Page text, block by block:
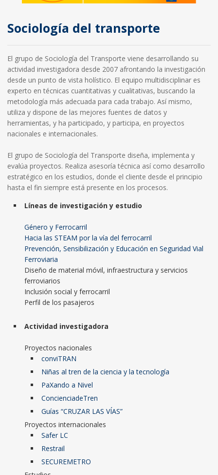
Sociología del transporte
El grupo de Sociología del Transporte viene desarrollando su
actividad investigadora desde 2007 afrontando la investigación
desde un punto de vista holístico. El equipo multidisciplinar es
experto en técnicas cuantitativas y cualitativas, buscando la
metodología más adecuada para cada trabajo. Así mismo,
utiliza y dispone de las mejores fuentes de datos y
herramientas, y ha participado, y participa, en proyectos
nacionales e internacionales.
El grupo de Sociología del Transporte diseña, implementa y
evalúa proyectos. Realiza asesoría técnica así como desarrollo
estratégico en los estudios, donde el cliente desde el principio
hasta el fin siempre está presente en los procesos.
Líneas de investigación y estudio
Género y Ferrocarril
Hacia las STEAM por la vía del ferrocarril
Prevención, Sensibilización y Educación en Seguridad Vial
Ferroviaria
Diseño de material móvil, infraestructura y servicios
ferroviarios
Inclusión social y ferrocarril
Perfil de los pasajeros
Actividad investigadora
Proyectos nacionales
conviTRAN
Niñas al tren de la ciencia y la tecnología
PaXando a Nivel
ConcienciadeTren
Guías “CRUZAR LAS VÍAS”
Proyectos internacionales
Safer LC
Restrail
SECUREMETRO